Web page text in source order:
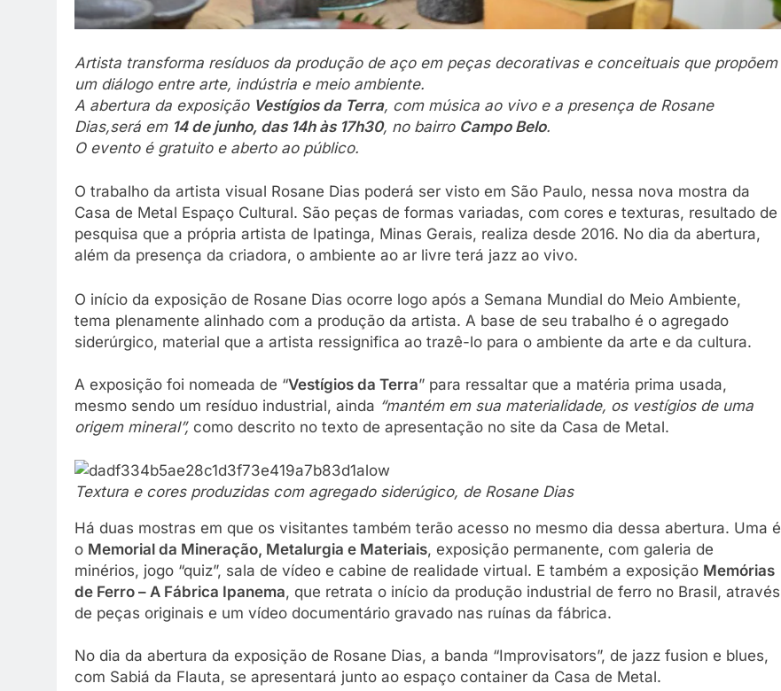
Artista transforma resíduos da produção de aço em peças decorativas e conceituais que propõem
um diálogo entre arte, indústria e meio ambiente.
A abertura da exposição Vestígios da Terra, com música ao vivo e a presença de Rosane
Dias,será em 14 de junho, das 14h às 17h30, no bairro Campo Belo.
O evento é gratuito e aberto ao público.
O trabalho da artista visual Rosane Dias poderá ser visto em São Paulo, nessa nova mostra da
Casa de Metal Espaço Cultural. São peças de formas variadas, com cores e texturas, resultado de
pesquisa que a própria artista de Ipatinga, Minas Gerais, realiza desde 2016. No dia da abertura,
além da presença da criadora, o ambiente ao ar livre terá jazz ao vivo.
O início da exposição de Rosane Dias ocorre logo após a Semana Mundial do Meio Ambiente,
tema plenamente alinhado com a produção da artista. A base de seu trabalho é o agregado
siderúrgico, material que a artista ressignifica ao trazê-lo para o ambiente da arte e da cultura.
A exposição foi nomeada de “Vestígios da Terra” para ressaltar que a matéria prima usada,
mesmo sendo um resíduo industrial, ainda “mantém em sua materialidade, os vestígios de uma
origem mineral”, como descrito no texto de apresentação no site da Casa de Metal.
Textura e cores produzidas com agregado siderúgico, de Rosane Dias
Há duas mostras em que os visitantes também terão acesso no mesmo dia dessa abertura. Uma é
o Memorial da Mineração, Metalurgia e Materiais, exposição permanente, com galeria de
minérios, jogo “quiz”, sala de vídeo e cabine de realidade virtual. E também a exposição Memórias
de Ferro – A Fábrica Ipanema, que retrata o início da produção industrial de ferro no Brasil, através
de peças originais e um vídeo documentário gravado nas ruínas da fábrica.
No dia da abertura da exposição de Rosane Dias, a banda “Improvisators”, de jazz fusion e blues,
com Sabiá da Flauta, se apresentará junto ao espaço container da Casa de Metal.